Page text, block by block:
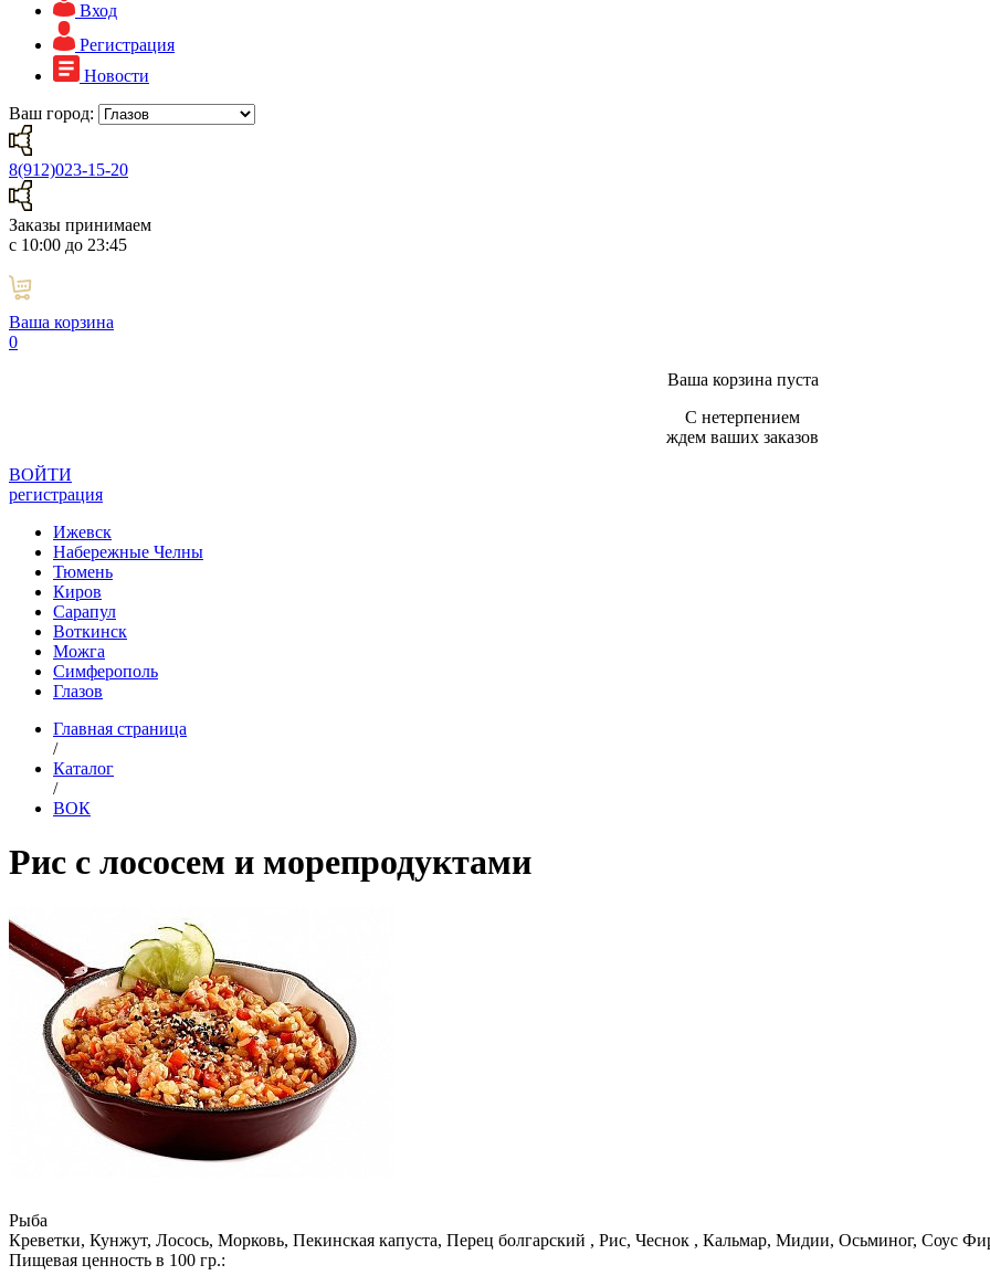
Вход
Регистрация
Новости
Ваш город:
8(912)023-15-20
Заказы принимаем
с 10:00 до 23:45
Ваша корзина
0
Ваша корзина пуста
С нетерпением
ждем ваших заказов
ВОЙТИ
регистрация
Ижевск
Набережные Челны
Тюмень
Киров
Сарапул
Воткинск
Можга
Симферополь
Глазов
Главная страница
/
Каталог
/
ВОК
Рис с лососем и морепродуктами
Рыба
Креветки, Кунжут, Лосось, Морковь, Пекинская капуста, Перец болгарский , Рис, Чеснок , Кальмар, Мидии, Осьминог, Соус
Пищевая ценность в 100 гр.: